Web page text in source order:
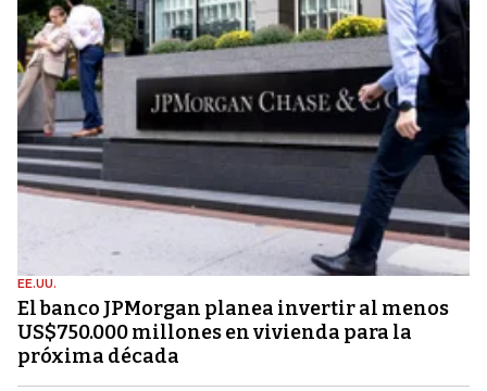
EE.UU.
El banco JPMorgan planea invertir al menos
US$750.000 millones en vivienda para la
próxima década